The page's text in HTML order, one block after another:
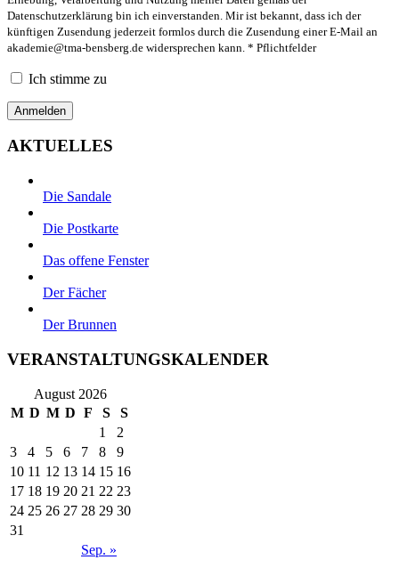
Datenschutzerklärung bin ich einverstanden. Mir ist bekannt, dass ich der
künftigen Zusendung jederzeit formlos durch die Zusendung einer E-Mail an
akademie@tma-bensberg.de widersprechen kann. * Pflichtfelder
Ich stimme zu
AKTUELLES
Die Sandale
Die Postkarte
Das offene Fenster
Der Fächer
Der Brunnen
VERANSTALTUNGSKALENDER
August 2026
M D M D F S S
Sep. »
1
2
3
4 5 6 7 8
9
10 11 12 13 14 15 16
17 18 19 20 21 22 23
24 25 26 27 28 29 30
31